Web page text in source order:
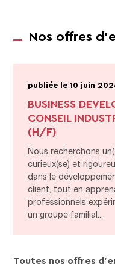
Nos offres
publiée le 10 juin
BUSINESS
CONSEIL
(H/F)
Nous recherchons
curieux(se) et
dans le
client, tout en
professionnels
un groupe familial...
Toutes nos offres